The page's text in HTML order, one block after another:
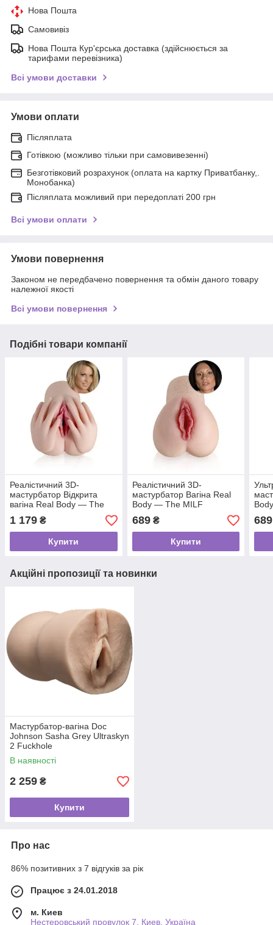
Нова Пошта
Самовивіз
Нова Пошта Кур'єрська доставка (здійснюється за
тарифами перевізника)
Всі умови доставки
Умови оплати
Післяплата
Готівкою (можливо тільки при самовивезенні)
Безготівковий розрахунок (оплата на картку Приватбанку,.
Монобанка)
Післяплата можливий при передоплаті 200 грн
Всі умови оплати
Умови повернення
Законом не передбачено повернення та обмін даного товару
належної якості
Всі умови повернення
Подібні товари компанії
Реалістичний 3D-
мастурбатор Відкрита
вагіна Real Body — The
Hottie
1 179 ₴
Купити
Реалістичний 3D-
мастурбатор Вагіна Real
Body — The MILF
689₴
Купити
689
Акційні пропозиції та новинки
Мастурбатор-вагіна Doc
Johnson Sasha Grey Ultraskyn
2 Fuckhole
В наявності
2 259 ₴
Купити
Про нас
86% позитивних з 7 відгуків за рік
Працює з 24.01.2018
м. Киев
Нестеровський провулок 7, Киев, Україна